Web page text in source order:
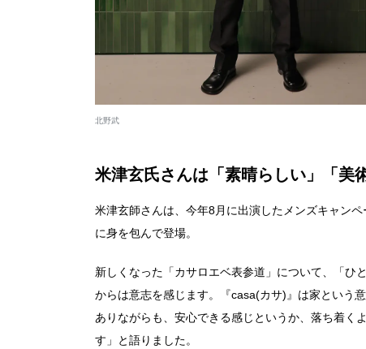
北野武
米津玄氏さんは「素晴らしい」「美
米津玄師さんは、今年8月に出演したメンズキャン
に身を包んで登場。
新しくなった「カサロエベ表参道」について、「ひ
からは意志を感じます。『casa(カサ)』は家という
ありながらも、安心できる感じというか、落ち着く
す」と語りました。